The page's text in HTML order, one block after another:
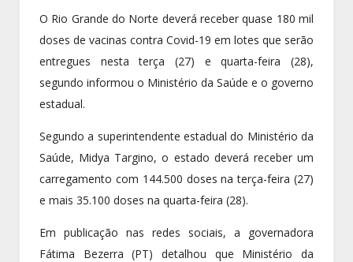
O Rio Grande do Norte deverá receber quase 180 mil
doses de vacinas contra Covid-19 em lotes que serão
entregues nesta terça (27) e quarta-feira (28),
segundo informou o Ministério da Saúde e o governo
estadual.
Segundo a superintendente estadual do Ministério da
Saúde, Midya Targino, o estado deverá receber um
carregamento com 144.500 doses na terça-feira (27)
e mais 35.100 doses na quarta-feira (28).
Em publicação nas redes sociais, a governadora
Fátima Bezerra (PT) detalhou que Ministério da